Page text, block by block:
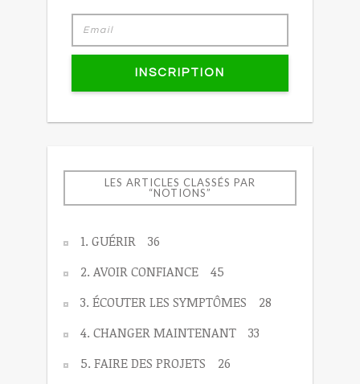
INSCRIPTION
LES ARTICLES CLASSÉS PAR
“NOTIONS”
1. GUÉRIR
36
2. AVOIR CONFIANCE
45
3. ÉCOUTER LES SYMPTÔMES
28
4. CHANGER MAINTENANT
33
5. FAIRE DES PROJETS
26